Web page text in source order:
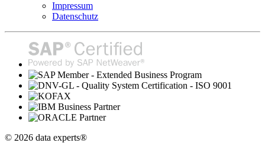
Impressum
Datenschutz
© 2026 data experts®